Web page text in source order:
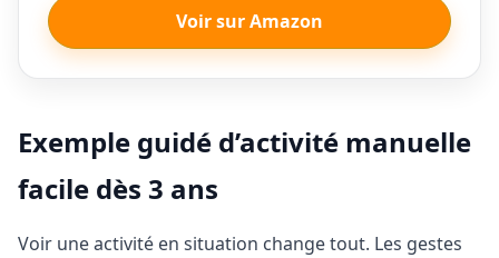
Voir sur Amazon
Exemple guidé d’activité manuelle
facile dès 3 ans
Voir une activité en situation change tout. Les gestes